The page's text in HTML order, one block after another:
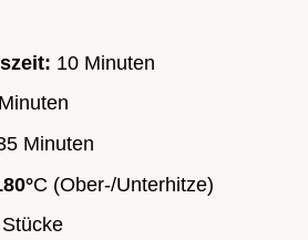
10 Minuten
Minuten
C (Ober-/Unterhitze)